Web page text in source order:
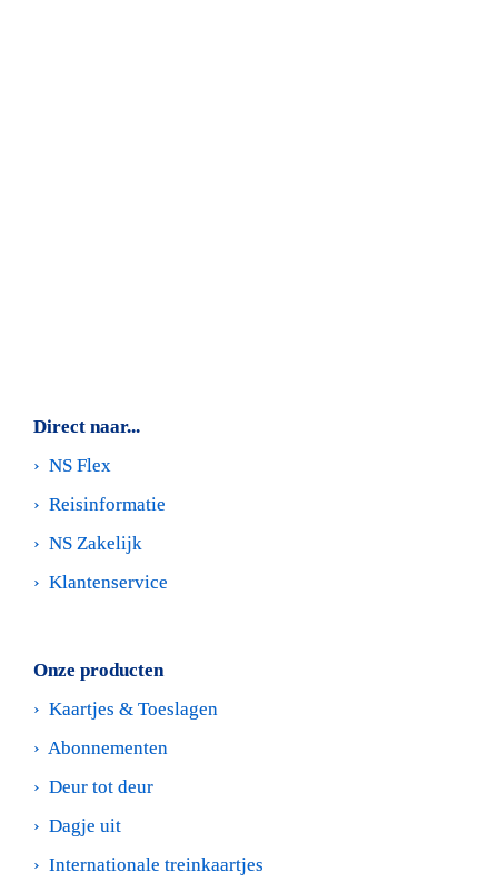
Direct naar...
› NS Flex
› Reisinformatie
› NS Zakelijk
› Klantenservice
Onze producten
› Kaartjes & Toeslagen
› Abonnementen
› Deur tot deur
› Dagje uit
› Internationale treinkaartjes